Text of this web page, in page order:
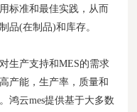
标准和最佳实践，从而
品(在制品)和库存。
生产支持和MES的需求
产能，生产率，质量和
鸿云mes提供基于大多数